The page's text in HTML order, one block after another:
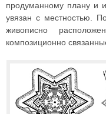
продуманному плану и
увязан с местностью.
живописно
композиционно